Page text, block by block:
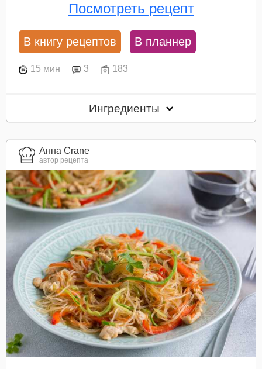
Посмотреть рецепт
В книгу рецептов В планнер
15 мин 3 183
Ингредиенты
Анна Crane
автор рецепта